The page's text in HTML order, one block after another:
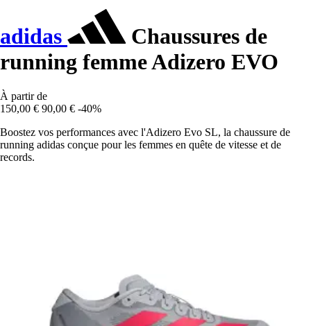
adidas
Chaussures de
running femme Adizero EVO
À partir de
150,00 € 90,00 € -40%
Boostez vos performances avec l'Adizero Evo SL, la chaussure de
running adidas conçue pour les femmes en quête de vitesse et de
records.